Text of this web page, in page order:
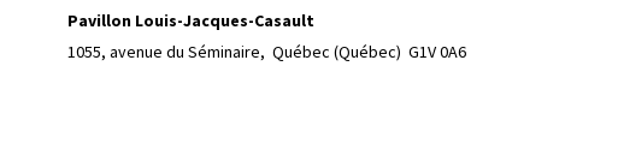
Pavillon Louis-Jacques-Casault
1055, avenue du Séminaire, Québec (Québec)  G1V 0A6